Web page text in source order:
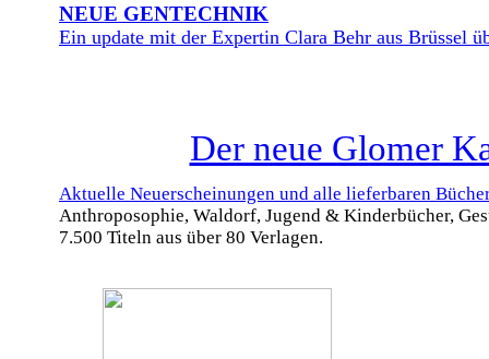
NEUE GENTECHNIK
Ein update mit der Expertin Clara Behr aus Brüssel
Der neue Glomer
Aktuelle Neuerscheinungen und alle lieferbaren
Anthroposophie, Waldorf, Jugend & Kinderbücher,
7.500 Titeln aus über 80 Verlagen.